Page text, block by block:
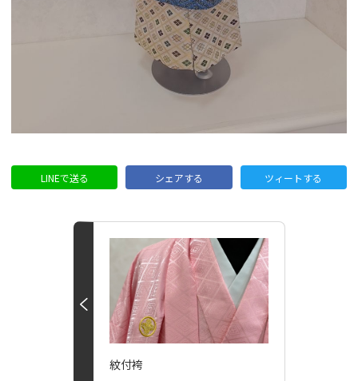
LINEで送る シェアする ツィートする
紋付袴